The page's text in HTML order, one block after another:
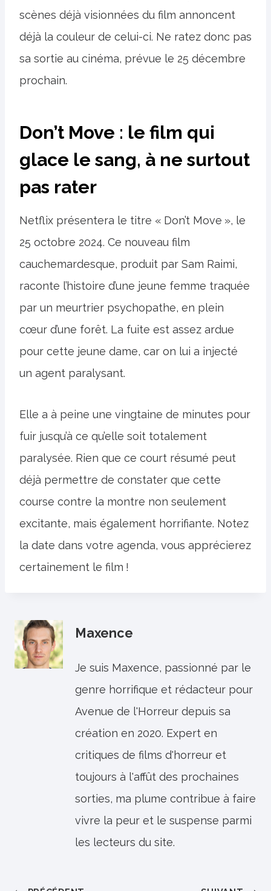
scènes déjà visionnées du film annoncent
déjà la couleur de celui-ci. Ne ratez donc pas
sa sortie au cinéma, prévue le 25 décembre
prochain.
Don’t Move : le film qui
glace le sang, à ne surtout
pas rater
Netflix présentera le titre « Don’t Move », le
25 octobre 2024. Ce nouveau film
cauchemardesque, produit par Sam Raimi,
raconte l’histoire d’une jeune femme traquée
par un meurtrier psychopathe, en plein
cœur d’une forêt. La fuite est assez ardue
pour cette jeune dame, car on lui a injecté
un agent paralysant.
Elle a à peine une vingtaine de minutes pour
fuir jusqu’à ce qu’elle soit totalement
paralysée. Rien que ce court résumé peut
déjà permettre de constater que cette
course contre la montre non seulement
excitante, mais également horrifiante. Notez
la date dans votre agenda, vous apprécierez
certainement le film !
Maxence
Je suis Maxence, passionné par le
genre horrifique et rédacteur pour
Avenue de l'Horreur depuis sa
création en 2020. Expert en
critiques de films d'horreur et
toujours à l'affût des prochaines
sorties, ma plume contribue à faire
vivre la peur et le suspense parmi
les lecteurs du site.